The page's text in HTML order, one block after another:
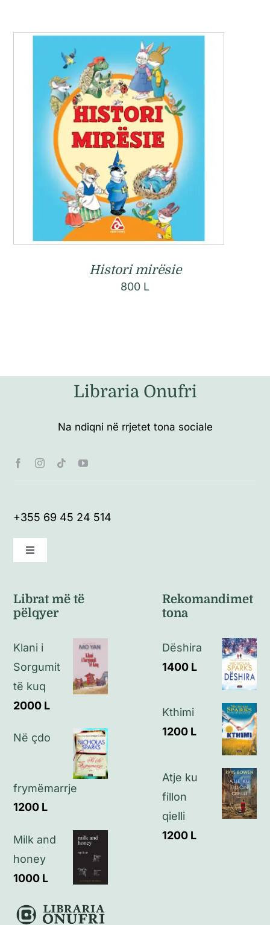
Histori mirësie
800 L
Libraria Onufri
Na ndiqni në rrjetet tona sociale
+355 69 45 24 514
Toggle
Politikat e kthimeve
Politikat e privatësisë
Kontakt
Librat më të
pëlqyer
Klani i
Sorgumit
të kuq
2000 L
Në çdo
frymëmarrje
1200 L
Milk and
honey
1000 L
Rekomandimet
tona
Dëshira
1400 L
Kthimi
1200 L
Atje ku
fillon
qielli
1200 L